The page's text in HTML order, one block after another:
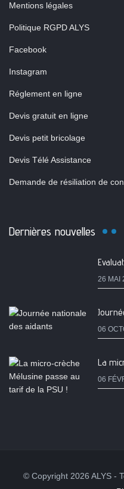
Mentions légales
Politique RGPD ALYS
Facebook
Instagram
Réglement en ligne
Devis gratuit en ligne
Devis petit bricolage
Devis Télé Assistance
Demande de résiliation de
Dernières nouvelles
26 MAI
06
06
© Copyright 2026 ALYS -